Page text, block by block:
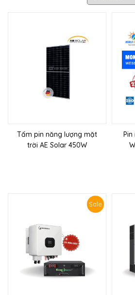
Tấm pin năng lượng mặt
trời AE Solar 450W
Sale